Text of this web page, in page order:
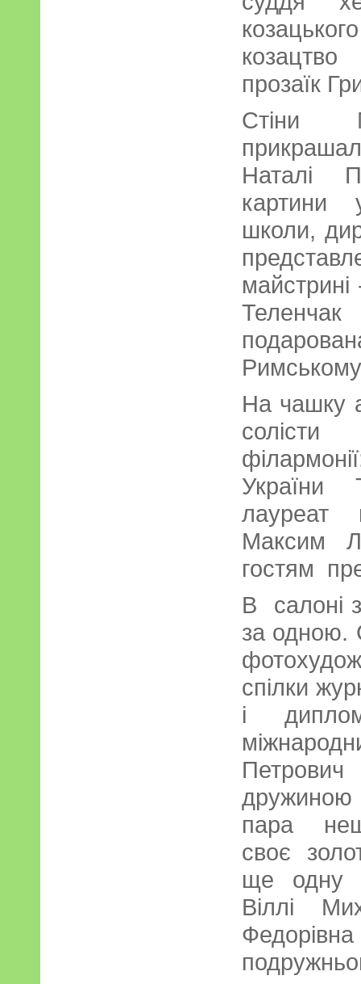
прозаїк
Стіни
Наталі
картини
школи,
На чашку
солісти
України
лауреат
Максим
гостям
В салоні
за одною.
спілки
і
дружиною
пара
своє
ще одну
Віллі